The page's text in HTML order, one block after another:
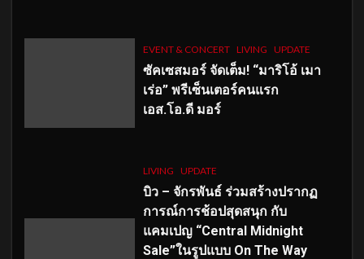
EVENT & CONCERT LIVING UPDATE
ซัคเซสมอร์ จัดเต็ม! “มาริโอ้ เมา
เร่อ” พรีเซ็นเตอร์คนแรก
เอส.โอ.ดี มอร์
LIVING UPDATE
บิว – จักรพันธ์ ร่วมสร้างปรากฏ
การณ์การช้อปสุดสนุก กับ
แคมเปญ “Central Midnight
Sale”ในรูปแบบ On The Way